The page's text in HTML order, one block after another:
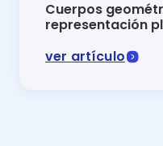
Cuerpos
representación
ver artículo